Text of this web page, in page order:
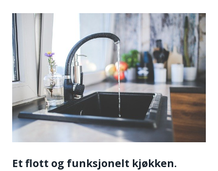
Et flott og funksjonelt kjøkken.